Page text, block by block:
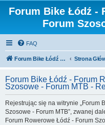
Forum Bike Łódź -
Forum
FAQ
Forum Bike Łódź - Forum Rowerowe Łódź - Forum Szosowe - Forum MTB Strona
Forum Bike Łódź - Forum
Szosowe - Forum MTB -
Rejestrując się na witrynie „Forum
Szosowe - Forum MTB”, zwanej
Forum Rowerowe Łódź - Forum